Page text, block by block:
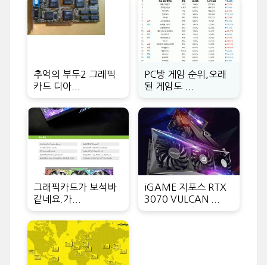
추억의 부두2 그래픽
카드 디아...
PC방 게임 순위,오래
된 게임도 ...
그래픽카드가 보석바
같네요.가...
iGAME 지포스 RTX
3070 VULCAN ...